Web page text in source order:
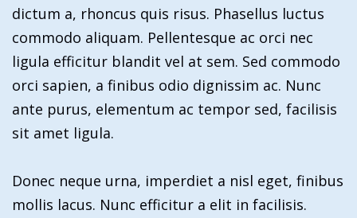
dictum a, rhoncus quis risus. Phasellus luctus
commodo aliquam. Pellentesque ac orci nec
ligula efficitur blandit vel at sem. Sed commodo
orci sapien, a finibus odio dignissim ac. Nunc
ante purus, elementum ac tempor sed, facilisis
sit amet ligula.
Donec neque urna, imperdiet a nisl eget, finibus
mollis lacus. Nunc efficitur a elit in facilisis.